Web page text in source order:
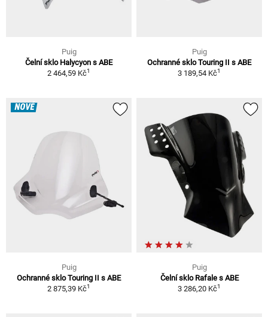
Puig
Čelní sklo Halycyon s ABE
2 464,59 Kč1
Puig
Ochranné sklo Touring II s ABE
3 189,54 Kč1
NOVÉ
Puig
Ochranné sklo Touring II s ABE
2 875,39 Kč1
Puig
Čelní sklo Rafale s ABE
3 286,20 Kč1